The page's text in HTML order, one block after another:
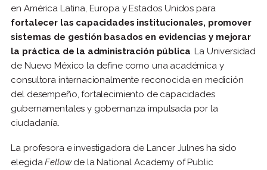
en América Latina, Europa y Estados Unidos para
fortalecer las capacidades institucionales, promover
sistemas de gestión basados en evidencias y mejorar
la práctica de la administración pública. La Universidad
de Nuevo México la define como una académica y
consultora internacionalmente reconocida en medición
del desempeño, fortalecimiento de capacidades
gubernamentales y gobernanza impulsada por la
ciudadanía.
La profesora e investigadora de Lancer Julnes ha sido
elegidaFellowde la National Academy of Public